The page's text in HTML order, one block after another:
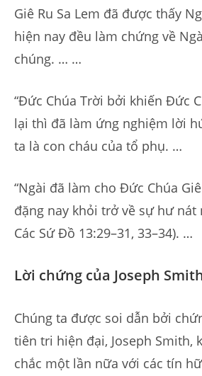
Giê Ru Sa Lem đã được thấy
hiện nay đều làm chứng về
chúng. … …
“Đức Chúa Trời bởi khiến Đức
lại thì đã làm ứng nghiệm lời
ta là con cháu của tổ phụ. …
“Ngài đã làm cho Đức Chúa
đặng nay khỏi trở về sự hư nát
Các Sứ Đồ 13:29–31, 33–34). …
Lời chứng của Joseph
Chúng ta được soi dẫn bởi
tiên tri hiện đại, Joseph Smith,
chắc một lần nữa với các tín